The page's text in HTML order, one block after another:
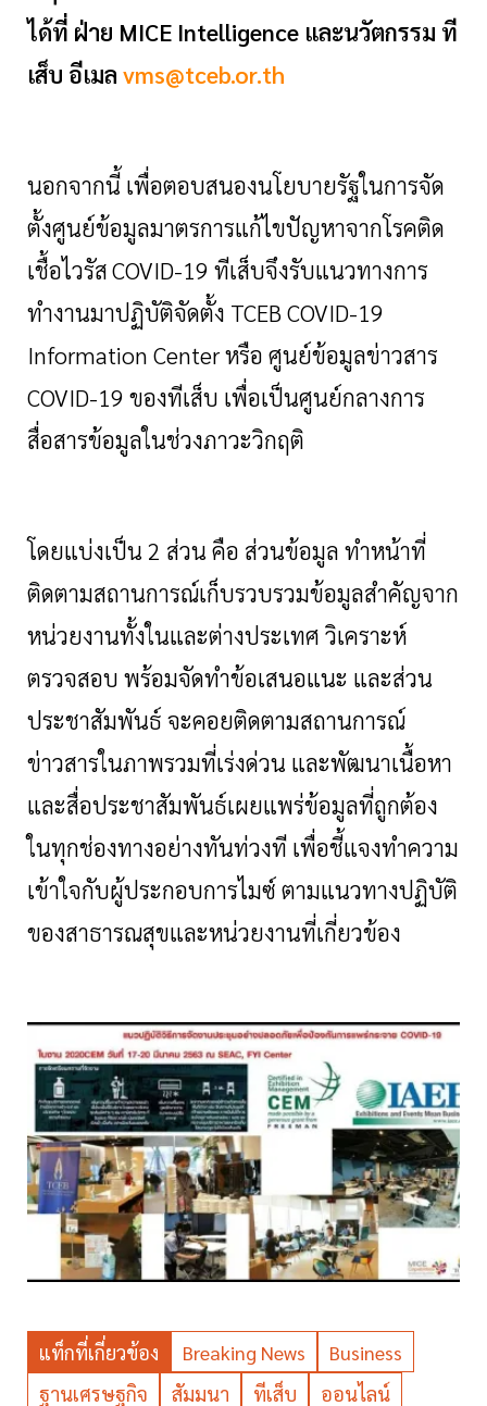
ได้ที่ ฝ่าย MICE Intelligence และนวัตกรรม ที
เส็บ อีเมล vms@tceb.or.th
นอกจากนี้ เพื่อตอบสนองนโยบายรัฐในการจัด
ตั้งศูนย์ข้อมูลมาตรการแก้ไขปัญหาจากโรคติด
เชื้อไวรัสCOVID-19 ทีเส็บจึงรับแนวทางการ
ทำงานมาปฏิบัติจัดตั้ง TCEB COVID-19
Information Center หรือ ศูนย์ข้อมูลข่าวสาร
COVID-19 ของทีเส็บ เพื่อเป็นศูนย์กลางการ
สื่อสารข้อมูลในช่วงภาวะวิกฤติ
โดยแบ่งเป็น 2 ส่วน คือ ส่วนข้อมูล ทำหน้าที่
ติดตามสถานการณ์เก็บรวบรวมข้อมูลสำคัญจาก
หน่วยงานทั้งในและต่างประเทศ วิเคราะห์
ตรวจสอบ พร้อมจัดทำข้อเสนอแนะ และส่วน
ประชาสัมพันธ์ จะคอยติดตามสถานการณ์
ข่าวสารในภาพรวมที่เร่งด่วน และพัฒนาเนื้อหา
และสื่อประชาสัมพันธ์เผยแพร่ข้อมูลที่ถูกต้อง
ในทุกช่องทางอย่างทันท่วงที เพื่อชี้แจงทำความ
เข้าใจกับผู้ประกอบการไมซ์ ตามแนวทางปฏิบัติ
ของสาธารณสุขและหน่วยงานที่เกี่ยวข้อง
แท็กที่เกี่ยวข้อง Breaking News
Business
ฐานเศรษฐกิจ
สัมมนา ทีเส็บ
ออนไลน์